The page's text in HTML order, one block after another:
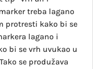
treba lagano
protresti kako bi se
lagano i
bi se vrh uvukao u
se produžava